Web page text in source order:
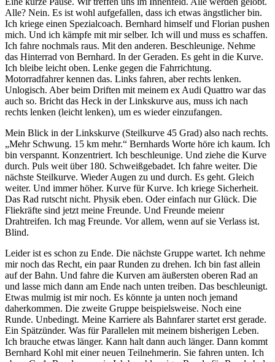
Alle? Nein. Es ist wohl aufgefallen, dass ich etwas ängstlicher bin.
Ich kriege einen Spezialcoach. Bernhard himself und Florian pushen
mich. Und ich kämpfe mit mir selber. Ich will und muss es schaffen.
Ich fahre nochmals raus. Mit den anderen. Beschleunige. Nehme
das Hinterrad von Bernhard. In der Geraden. Es geht in die Kurve.
Ich bleibe leicht oben. Lenke gegen die Fahrrichtung.
Motorradfahrer kennen das. Links fahren, aber rechts lenken.
Unlogisch. Aber beim Driften mit meinem ex Audi Quattro war das
auch so. Bricht das Heck in der Linkskurve aus, muss ich nach
rechts lenken (leicht lenken), um es wieder einzufangen.
Mein Blick in der Linkskurve (Steilkurve 45 Grad) also nach rechts.
„Mehr Schwung. 15 km mehr.“ Bernhards Worte höre ich kaum. Ich
bin verspannt. Konzentriert. Ich beschleunige. Und ziehe die Kurve
durch. Puls weit über 180. Schweißgebadet. Ich fahre weiter. Die
nächste Steilkurve. Wieder Augen zu und durch. Es geht. Gleich
weiter. Und immer höher. Kurve für Kurve. Ich kriege Sicherheit.
Das Rad rutscht nicht. Physik eben. Oder einfach nur Glück. Die
Fliekräfte sind jetzt meine Freunde. Und Freunde meienr
Drahtreifen. Ich mag Freunde. Vor allem, wenn auf sie Verlass ist.
Blind.
Leider ist es schon zu Ende. Die nächste Gruppe wartet. Ich nehme
mir noch das Recht, ein paar Runden zu drehen. Ich bin fast allein
auf der Bahn. Und fahre die Kurven am äußersten oberen Rad an
und lasse mich dann am Ende nach unten treiben. Das beschleunigt.
Etwas mulmig ist mir noch. Es könnte ja unten noch jemand
daherkommen. Die zweite Gruppe beispielsweise. Noch eine
Runde. Unbedingt. Meine Karriere als Bahnfarer startet erst gerade.
Ein Spätzünder. Was für Parallelen mit meinem bisherigen Leben.
Ich brauche etwas länger. Kann halt dann auch länger. Dann kommt
Bernhard Kohl mit einer neuen Teilnehmerin. Sie fahren unten. Ich